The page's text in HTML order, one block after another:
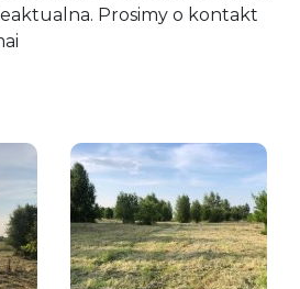
Prosimy o kontakt